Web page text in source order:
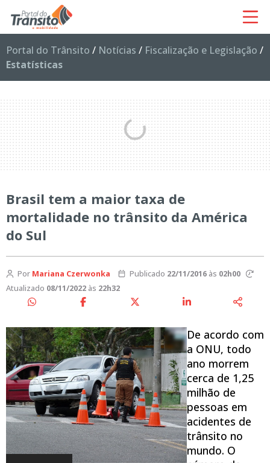
Portal do Trânsito / Notícias / Fiscalização e Legislação /
Estatísticas
Brasil tem a maior taxa de
mortalidade no trânsito da América
do Sul
Por Mariana Czerwonka Publicado 22/11/2016às 02h00
Atualizado 08/11/2022 às 22h32
De acordo com
a ONU, todo
ano morrem
cerca de 1,25
milhão de
pessoas em
acidentes de
trânsito no
mundo. O